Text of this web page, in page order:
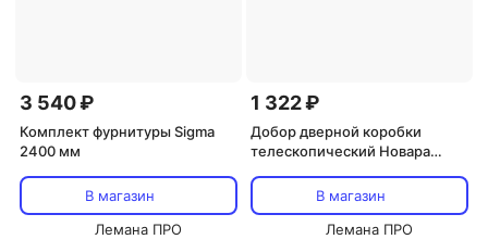
3 540 ₽
Комплект фурнитуры Sigma
2400 мм
В магазин
Лемана ПРО
1 322 ₽
Добор дверной коробки
телескопический Новара
ривьера айсВ магазин
Лемана ПРО